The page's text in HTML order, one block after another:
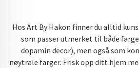
Hos Art By Hakon finner du alltid
som passer utmerket til både
dopamin decor), men også som
nøytrale farger. Frisk opp ditt hjem